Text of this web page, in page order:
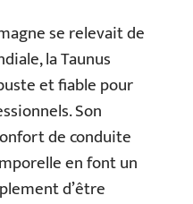
se relevait de
la Taunus
et fiable pour
Son
de conduite
en font un
d’être